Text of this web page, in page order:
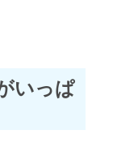
いっぱ